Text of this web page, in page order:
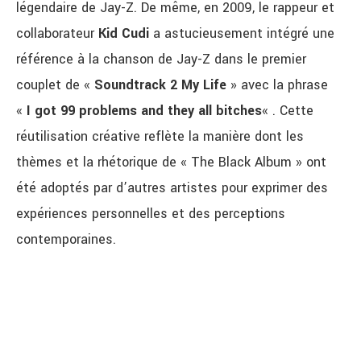
légendaire de Jay-Z. De même, en 2009, le rappeur et
collaborateur Kid Cudi a astucieusement intégré une
référence à la chanson de Jay-Z dans le premier
couplet de « Soundtrack 2 My Life » avec la phrase
« I got 99 problems and they all bitches« . Cette
réutilisation créative reflète la manière dont les
thèmes et la rhétorique de « The Black Album » ont
été adoptés par d’autres artistes pour exprimer des
expériences personnelles et des perceptions
contemporaines.